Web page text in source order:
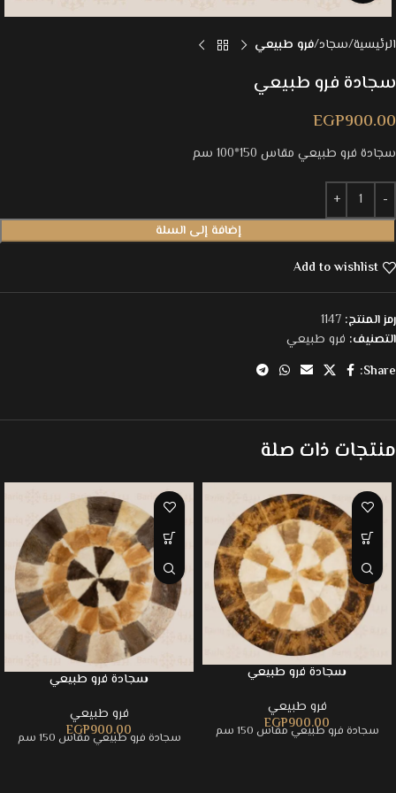
الرئيسية سجاد فرو طبيعي
سجادة فرو طبيعي
EGP900.00
سجادة فرو طبيعي مقاس 150*100 سم
إضافة إلى السلة
Add to wishlist
رمز المنتج: 1147
التصنيف: فرو طبيعي
Share:
منتجات ذات صلة
سجادة فرو طبيعي
فرو طبيعي
EGP900.00
سجادة فرو طبيعي مقاس 150 سم
سجادة فرو طبيعي
فرو طبيعي
EGP900.00
سجادة فرو طبيعي مقاس 150 سم